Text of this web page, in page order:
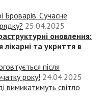
Броварів. Сучасне
25.04.2025
оновлення:
та укриття в
після
року! 24.04.2025
вимикатимуть світло